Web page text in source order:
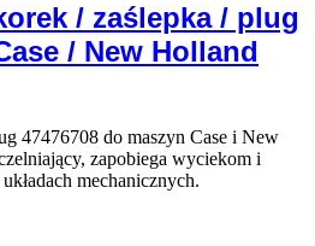
/ zaślepka / plug
/ New Holland
47476708 do maszyn Case i New
zapobiega wyciekom i
mechanicznych.